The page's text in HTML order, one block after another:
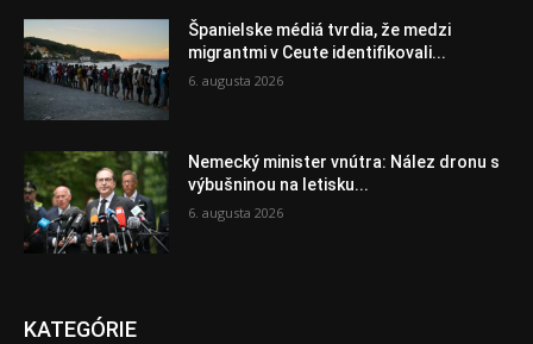
Španielske médiá tvrdia, že medzi
migrantmi v Ceute identifikovali...
6. augusta 2026
Nemecký minister vnútra: Nález dronu s
výbušninou na letisku...
6. augusta 2026
KATEGÓRIE